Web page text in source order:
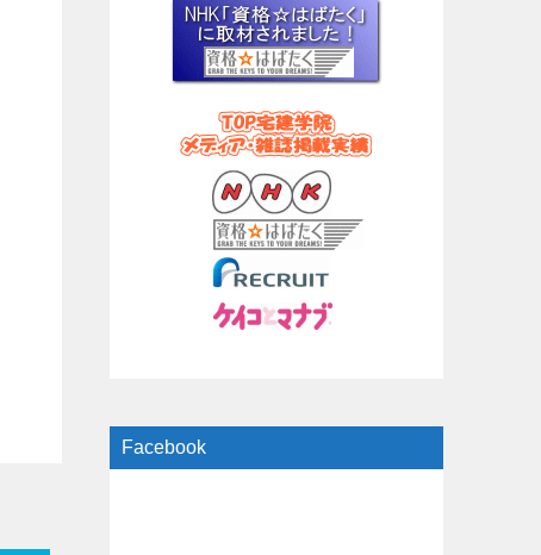
Facebook